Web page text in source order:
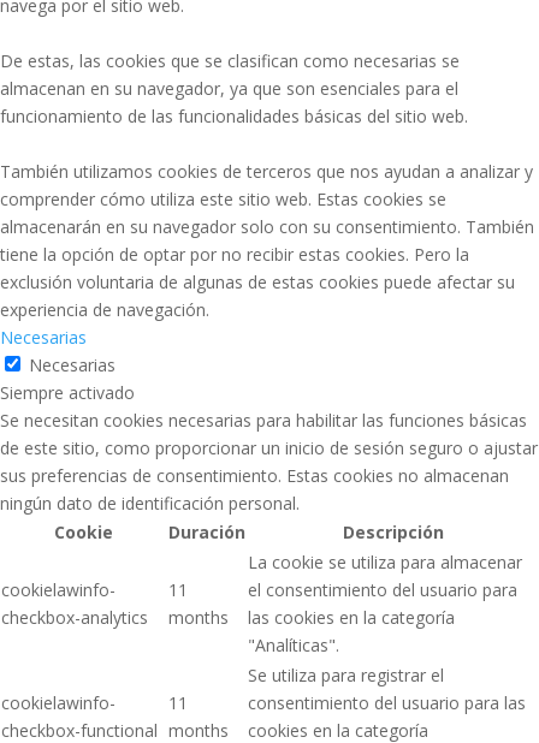
navega por el sitio web.
De estas, las cookies que se clasifican como necesarias se
almacenan en su navegador, ya que son esenciales para el
funcionamiento de las funcionalidades básicas del sitio web.
También utilizamos cookies de terceros que nos ayudan a analizar y
comprender cómo utiliza este sitio web. Estas cookies se
almacenarán en su navegador solo con su consentimiento. También
tiene la opción de optar por no recibir estas cookies. Pero la
exclusión voluntaria de algunas de estas cookies puede afectar su
experiencia de navegación.
Necesarias
Necesarias
Siempre activado
Se necesitan cookies necesarias para habilitar las funciones básicas
de este sitio, como proporcionar un inicio de sesión seguro o ajustar
sus preferencias de consentimiento. Estas cookies no almacenan
ningún dato de identificación personal.
Cookie
Duración Descripción
cookielawinfo-
checkbox-analytics
11
months
La cookie se utiliza para almacenar
el consentimiento del usuario para
las cookies en la categoría
"Analíticas".
cookielawinfo-
checkbox-functional
11
months
Se utiliza para registrar el
consentimiento del usuario para las
cookies en la categoría